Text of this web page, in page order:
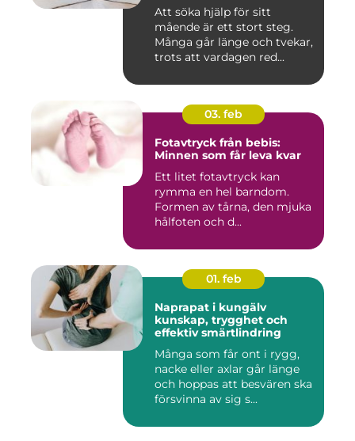
Att söka hjälp för sitt
mående är ett stort steg.
Många går länge och tvekar,
trots att vardagen red...
03. feb
Fotavtryck från bebis:
Minnen som får leva kvar
Ett litet fotavtryck kan
rymma en hel barndom.
Formen av tårna, den mjuka
hålfoten och d...
01. feb
Naprapat i kungälv
kunskap, trygghet och
effektiv smärtlindring
Många som får ont i rygg,
nacke eller axlar går länge
och hoppas att besvären ska
försvinna av sig s...